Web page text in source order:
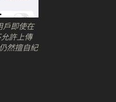
戶即使在
許上傳
然擅自紀